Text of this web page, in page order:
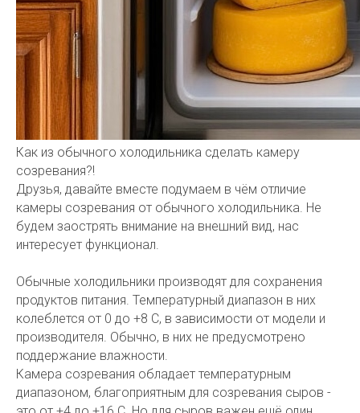
Как из обычного холодильника сделать камеру
созревания?!
Друзья, давайте вместе подумаем в чём отличие
камеры созревания от обычного холодильника. Не
будем заострять внимание на внешний вид, нас
интересует функционал.
Обычные холодильники производят для сохранения
продуктов питания. Температурный диапазон в них
колеблется от 0 до +8 С, в зависимости от модели и
производителя. Обычно, в них не предусмотрено
поддержание влажности.
Камера созревания обладает температурным
диапазоном, благоприятным для созревания сыров -